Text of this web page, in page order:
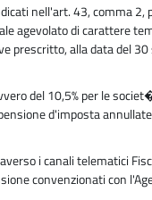
nell'art. 43, comma 2,
agevolato di carattere
prescritto, alla data del
del 10,5% per le
d'imposta
i canali telematici
convenzionati con